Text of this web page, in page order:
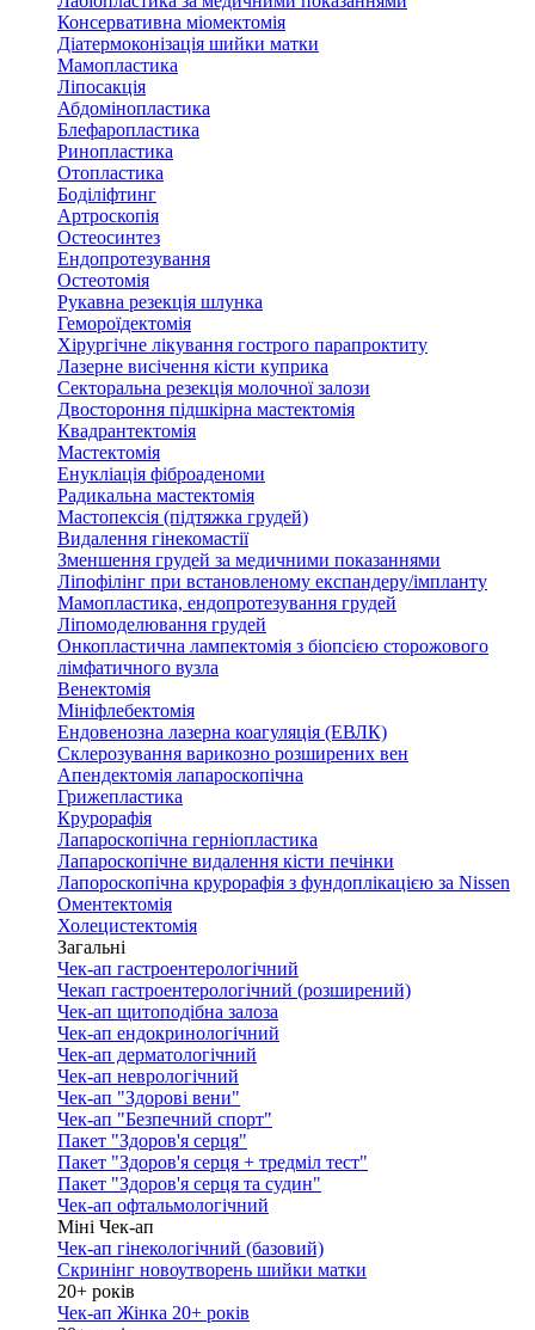
Консервативна міомектомія
Діатермоконізація шийки матки
Мамопластика
Ліпосакція
Абдомінопластика
Блефаропластика
Ринопластика
Отопластика
Боділіфтинг
Артроскопія
Остеосинтез
Ендопротезування
Остеотомія
Рукавна резекція шлунка
Гемороїдектомія
Хірургічне лікування гострого парапроктиту
Лазерне висічення кісти куприка
Секторальна резекція молочної залози
Двостороння підшкірна мастектомія
Квадрантектомія
Мастектомія
Енукліація фіброаденоми
Радикальна мастектомія
Мастопексія (підтяжка грудей)
Видалення гінекомастії
Зменшення грудей за медичними показаннями
Ліпофілінг при встановленому експандеру/імпланту
Мамопластика, ендопротезування грудей
Ліпомоделювання грудей
Онкопластична лампектомія з біопсією сторожового
лімфатичного вузла
Венектомія
Мініфлебектомія
Ендовенозна лазерна коагуляція (ЕВЛК)
Склерозування варикозно розширених вен
Апендектомія лапароскопічна
Грижепластика
Крурорафія
Лапароскопічна герніопластика
Лапароскопічне видалення кісти печінки
Лапороскопічна крурорафія з фундоплікацією за Nissen
Оментектомія
Холецистектомія
Загальні
Чек-ап гастроентерологічний
Чекап гастроентерологічний (розширений)
Чек-ап щитоподібна залоза
Чек-ап ендокринологічний
Чек-ап дерматологічний
Чек-ап неврологічний
Чек-ап "Здорові вени"
Чек-ап "Безпечний спорт"
Пакет "Здоров'я серця"
Пакет "Здоров'я серця + тредміл тест"
Пакет "Здоров'я серця та судин"
Чек-ап офтальмологічний
Міні Чек-ап
Чек-ап гінекологічний (базовий)
Скринінг новоутворень шийки матки
20+ років
Чек-ап Жінка 20+ років